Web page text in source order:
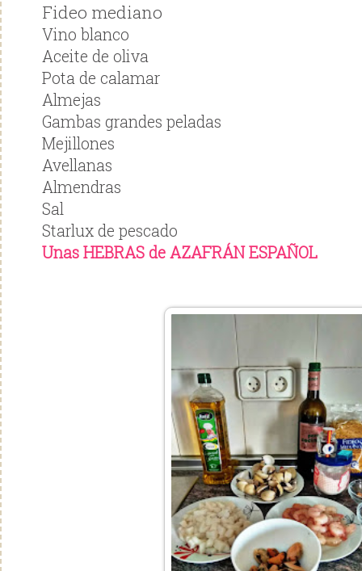
Fideo mediano
Vino blanco
Aceite de oliva
Pota de calamar
Almejas
Gambas grandes peladas
Mejillones
Avellanas
Almendras
Sal
Starlux de pescado
Unas HEBRAS de AZAFRÁN ESPAÑOL